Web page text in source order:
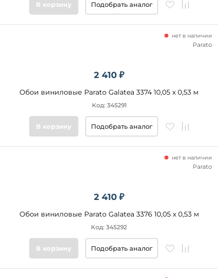
В корзину Подобрать аналог
2 410 ₽
Обои виниловые Parato Galatea 3374 10,05 x 0,53 м
нет в наличии
Код: 345291
Parato
В корзину Подобрать аналог
2 410 ₽
Обои виниловые Parato Galatea 3376 10,05 x 0,53 м
нет в наличии
Код: 345292
Parato
В корзину Подобрать аналог